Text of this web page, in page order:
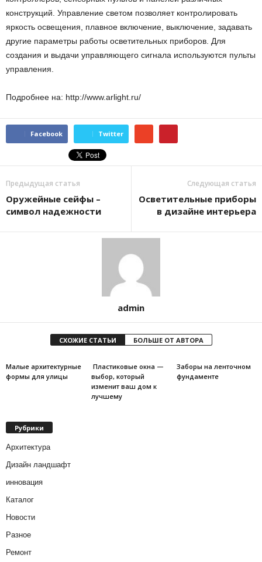
конструкций. Управление светом позволяет контролировать
яркость освещения, плавное включение, выключение, задавать
другие параметры работы осветительных приборов. Для
создания и выдачи управляющего сигнала используются пульты
управления.
Подробнее на: http://www.arlight.ru/
Facebook Twitter
Предыдущая статья
Оружейные сейфы –
символ надежности
Следующая статья
Осветительные приборы
в дизайне интерьера
admin
СХОЖИЕ СТАТЬИ БОЛЬШЕ ОТ АВТОРА
Малые архитектурные
формы для улицы
Пластиковые окна —
выбор, который
изменит ваш дом к
лучшему
Заборы на ленточном
фундаменте
Рубрики
Архитектура
Дизайн ландшафт
инновация
Каталог
Новости
Разное
Ремонт